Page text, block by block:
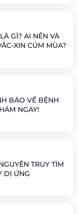
GÌ? AI NÊN VÀ
XIN CÚM MÙA?
BÁO VỀ BỆNH
NGAY!
TRUY TÌM
DỊ ỨNG